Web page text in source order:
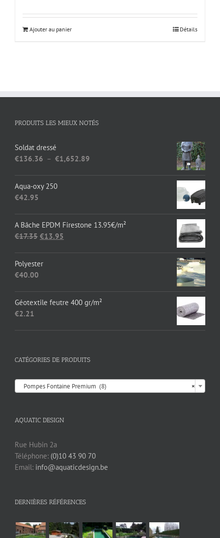
Ajouter au panier Détails
PRODUITS LES MIEUX NOTÉS
Soldat dressé
€136.36 – €1,652.89
€1,652.89
Aqua-oxy 250
€42.95
A Bâche EPDM Firestone 13.95€/m²
€17.35 Le
était :
€13.95
Polyester
€40.00
Géotextile feutre 400 gr/m²
€2.21
CATÉGORIES DE PRODUITS
×
Pompes Fontaine Premium (8)
AQUATIC DESIGN
Rue Hubin 2a
Téléphone: (0)10 43 90 70
Email: info@aquaticdesign.be
DERNIÈRES RÉFÉRENCES